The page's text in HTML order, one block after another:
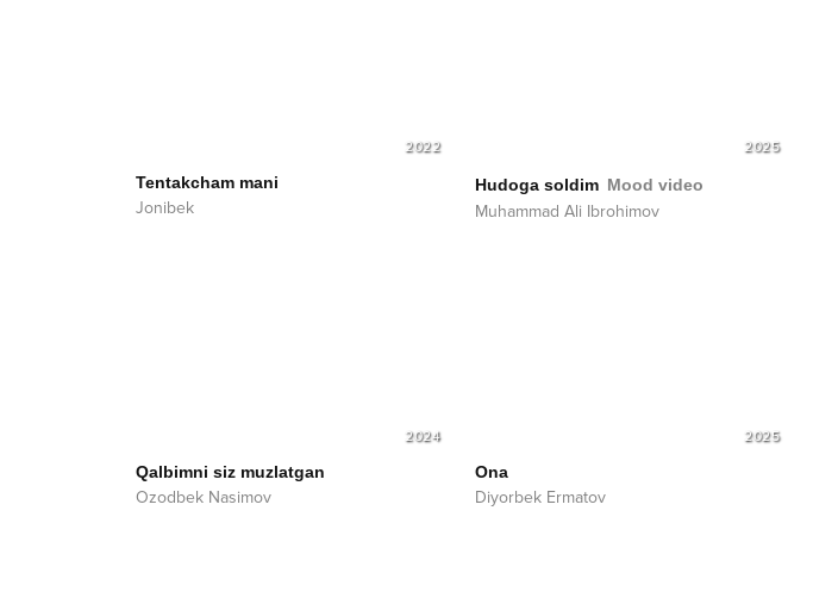
2022
Tentakcham mani
Jonibek
2025
Hudoga soldim Mood video
Muhammad Ali Ibrohimov
2024
Qalbimni siz muzlatgan
Ozodbek Nasimov
2025
Ona
Diyorbek Ermatov